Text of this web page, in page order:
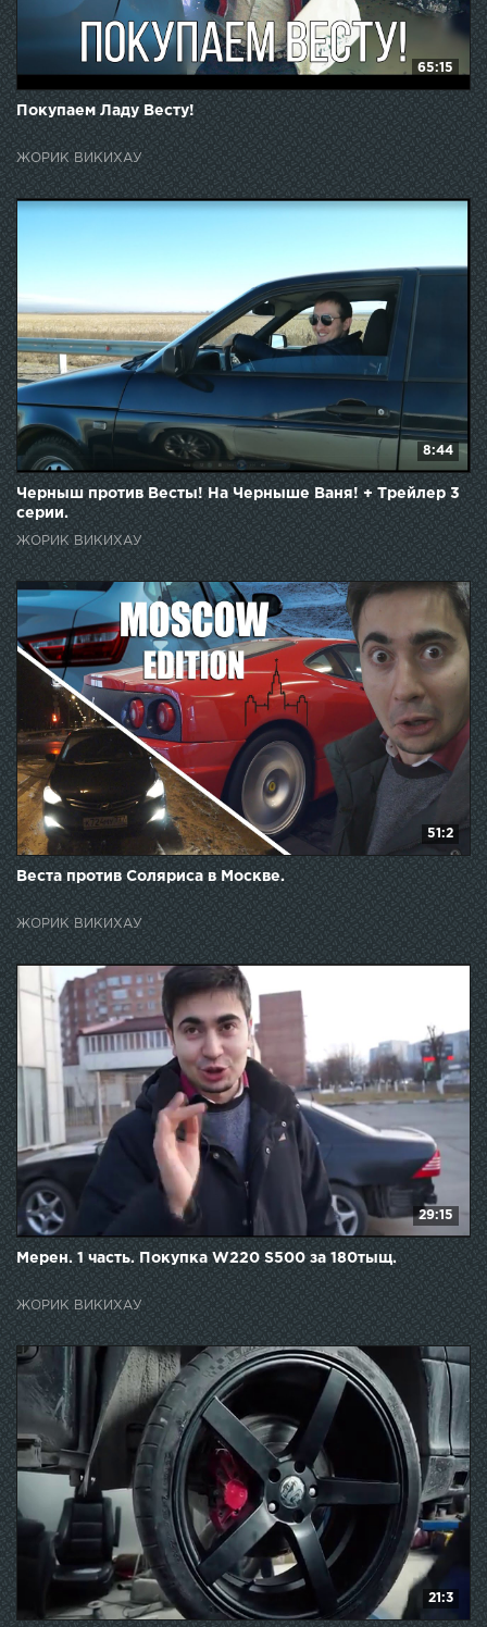
65:15
Покупаем Ладу Весту!
ЖОРИК ВИКИХАУ
8:44
Черныш против Весты! На Черныше Ваня! + Трейлер 3
серии.
ЖОРИК ВИКИХАУ
51:2
Веста против Соляриса в Москве.
ЖОРИК ВИКИХАУ
29:15
Мерен. 1 часть. Покупка W220 S500 за 180тыщ.
ЖОРИК ВИКИХАУ
21:3